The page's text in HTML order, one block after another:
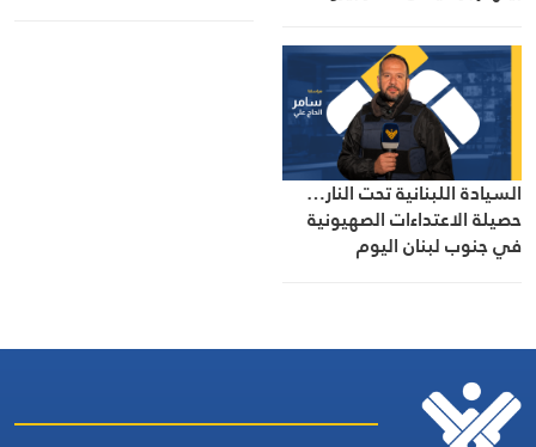
السيادة اللبنانية تحت النار…
حصيلة الاعتداءات الصهيونية
في جنوب لبنان اليوم